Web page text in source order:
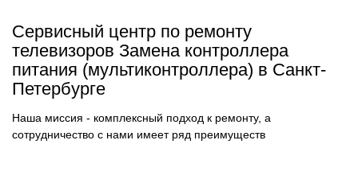
Замена подсветки
1500 р
Прошивка / разблокировка
900 р
Заказать
Замена резистора
1500 р
Сервисный центр по ремонту
телевизоров Замена контроллера
питания (мультиконтроллера) в Санкт-
Петербурге
Наша миссия - комплексный подход к ремонту, а
сотрудничество с нами имеет ряд преимуществ